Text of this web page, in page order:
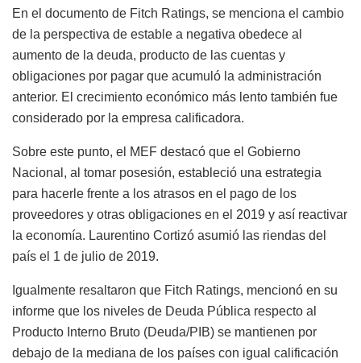
En el documento de Fitch Ratings, se menciona el cambio
de la perspectiva de estable a negativa obedece al
aumento de la deuda, producto de las cuentas y
obligaciones por pagar que acumuló la administración
anterior. El crecimiento económico más lento también fue
considerado por la empresa calificadora.
Sobre este punto, el MEF destacó que el Gobierno
Nacional, al tomar posesión, estableció una estrategia
para hacerle frente a los atrasos en el pago de los
proveedores y otras obligaciones en el 2019 y así reactivar
la economía. Laurentino Cortizó asumió las riendas del
país el 1 de julio de 2019.
Igualmente resaltaron que Fitch Ratings, mencionó en su
informe que los niveles de Deuda Pública respecto al
Producto Interno Bruto (Deuda/PIB) se mantienen por
debajo de la mediana de los países con igual calificación